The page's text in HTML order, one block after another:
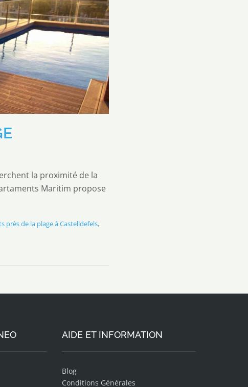
la proximité de la
Maritim propose
près de la plage à Castelldefels,
AIDE ET INFORMATION
Blog
Conditions Générales